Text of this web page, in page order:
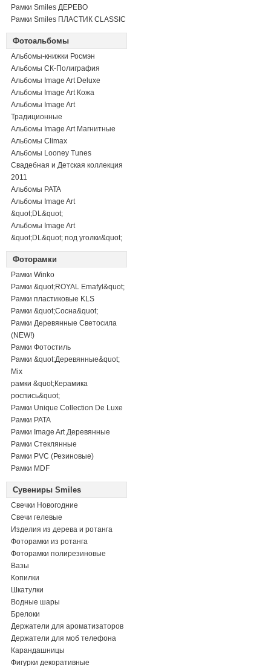
Рамки Smiles ДЕРЕВО
Рамки Smiles ПЛАСТИК CLASSIC
Фотоальбомы
Альбомы-книжки Росмэн
Альбомы СК-Полиграфия
Альбомы Image Art Deluxe
Альбомы Image Art Кожа
Альбомы Image Art
Традиционные
Альбомы Image Art Магнитные
Альбомы Climax
Альбомы Looney Tunes
Свадебная и Детская коллекция
2011
Альбомы PATA
Альбомы Image Art
&quot;DL&quot;
Альбомы Image Art
&quot;DL&quot; под уголки&quot;
Фоторамки
Рамки Winko
Рамки &quot;ROYAL Emafyl&quot;
Рамки пластиковые KLS
Рамки &quot;Сосна&quot;
Рамки Деревянные Светосила
(NEW!)
Рамки Фотостиль
Рамки &quot;Деревянные&quot;
Mix
рамки &quot;Керамика
роспись&quot;
Рамки Unique Collection De Luxe
Рамки PATA
Рамки Image Art Деревянные
Рамки Стеклянные
Рамки PVC (Резиновые)
Рамки MDF
Сувениры Smiles
Свечки Новогодние
Свечи гелевые
Изделия из дерева и ротанга
Фоторамки из ротанга
Фоторамки полирезиновые
Вазы
Копилки
Шкатулки
Водные шары
Брелоки
Держатели для ароматизаторов
Держатели для моб телефона
Карандашницы
Фигурки декоративные